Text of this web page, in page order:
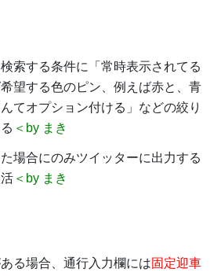
索する条件に「常時表示されてる
望する色のピン、例えば赤と、青
てオプション付ける」などの絞り
＜by まき
場合にのみツイッターに出力する
＜by まき
る場合、通行入力欄には固定迎車